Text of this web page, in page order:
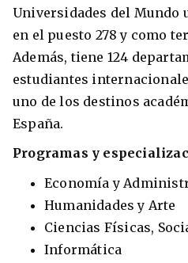
Universidades del Mundo
en el puesto 278 y como
Además, tiene 124
estudiantes
uno de los destinos
España.
Programas y
Economía y
Humanidades y Arte
Ciencias Físicas,
Informática